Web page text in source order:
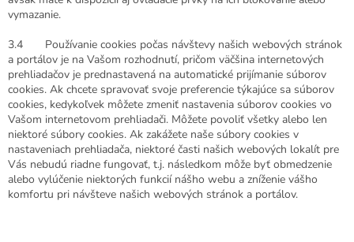
vymazanie.
3.4 Používanie cookies počas návštevy našich webových stránok
a portálov je na Vašom rozhodnutí, pričom väčšina internetových
prehliadačov je prednastavená na automatické prijímanie súborov
cookies. Ak chcete spravovať svoje preferencie týkajúce sa súborov
cookies, kedykoľvek môžete zmeniť nastavenia súborov cookies vo
Vašom internetovom prehliadači. Môžete povoliť všetky alebo len
niektoré súbory cookies. Ak zakážete naše súbory cookies v
nastaveniach prehliadača, niektoré časti našich webových lokalít pre
Vás nebudú riadne fungovať, t.j. následkom môže byť obmedzenie
alebo vylúčenie niektorých funkcií nášho webu a zníženie vášho
komfortu pri návšteve našich webových stránok a portálov.